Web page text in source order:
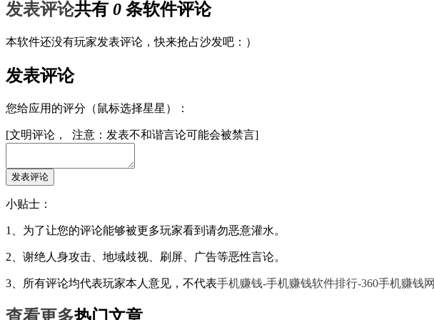
发表评论共有 0 条软件评论
本软件还没有玩家发表评论，快来抢占沙发吧：）
发表评论
您给应用的评分（鼠标选择星星）：
[文明评论， 注意：发表不和谐言论可能会被禁言]
小贴士：
1、为了让您的评论能够被更多玩家看到请勿恶意灌水。
2、谢绝人身攻击、地域歧视、刷屏、广告等恶性言论。
3、所有评论均代表玩家本人意见，不代表手机赚钱-手机赚钱软件排行-360手机赚钱网